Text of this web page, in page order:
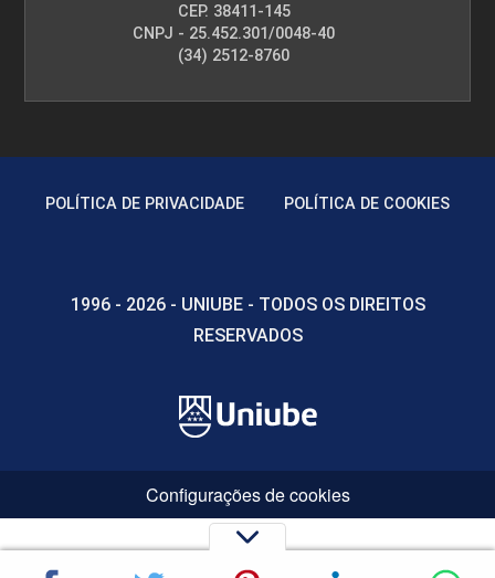
CEP. 38411-145
CNPJ - 25.452.301/0048-40
(34) 2512-8760
POLÍTICA DE PRIVACIDADE POLÍTICA DE COOKIES
1996 - 2026 - UNIUBE - TODOS OS DIREITOS
RESERVADOS
Configurações de cookies